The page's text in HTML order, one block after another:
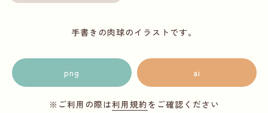
手書きの肉球のイラストです。
png ai
※ご利用の際は利用規約をご確認ください